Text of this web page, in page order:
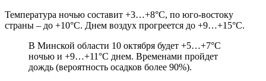
Температура ночью составит +3…+8°С, по юго-востоку
страны – до +10°С. Днем воздух прогреется до +9…+15°С.
В Минской области 10 октября будет +5…+7°С
ночью и +9…+11°С днем. Временами пройдет
дождь (вероятность осадков более 90%).